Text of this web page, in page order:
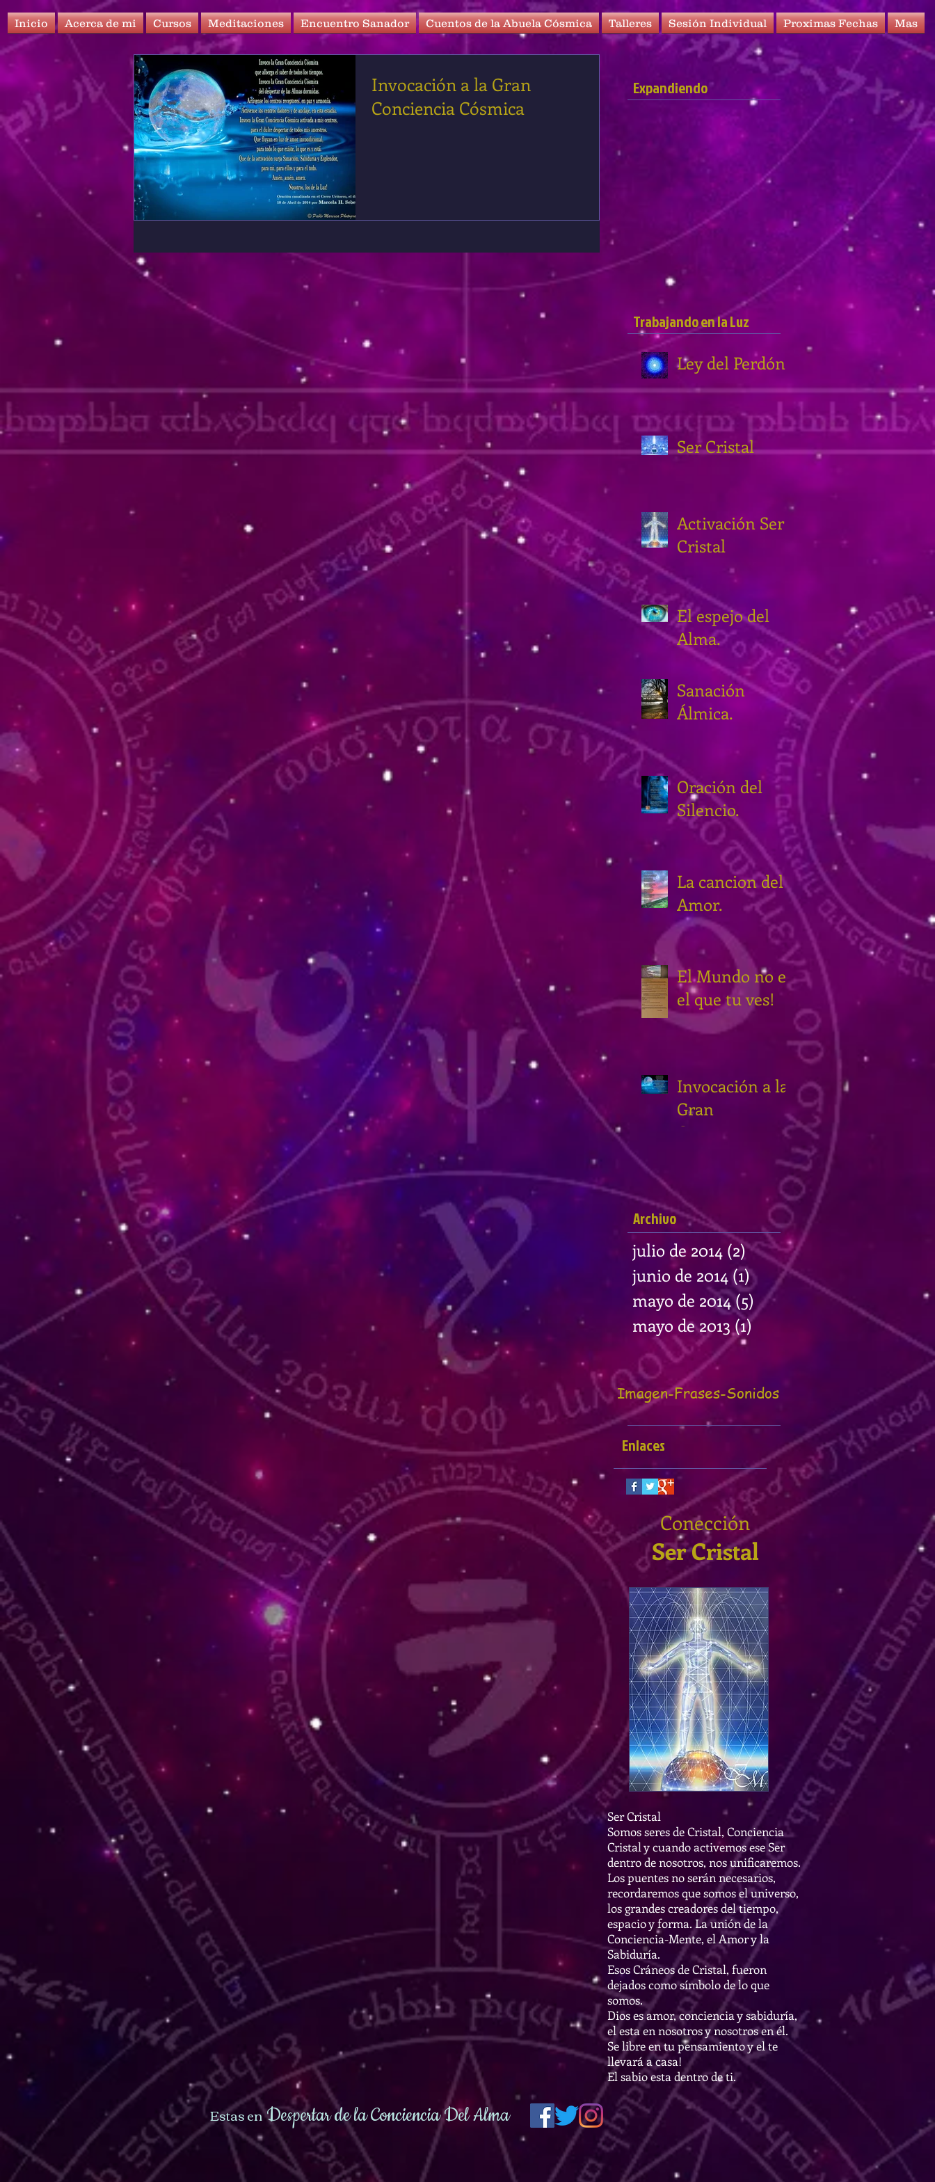
Inicio Acerca de mi Cursos Meditaciones Encuentro Sanador Cuentos de la Abuela Cósmica Talleres Sesión Individual Proximas Fechas Mas
Invocación a la Gran
Conciencia Cósmica
Expandiendo
Trabajando en la Luz
Ley del Perdón
Ser Cristal
Activación Ser
Cristal
El espejo del
Alma.
Sanación
Álmica.
Oración del
Silencio.
La cancion del
Amor.
El Mundo no es
el que tu ves!
Invocación a la
Gran
Conciencia
Archivo
julio de 2014 (2)2 entradas
junio de 2014(1)1 entrada
mayo de 2014(5) 5 entradas
mayo de 2013 (1)1 entrada
Imagen-Frases-Sonidos
Enlaces
Conección
Ser Cristal
Ser Cristal
Somos seres de Cristal, Conciencia
Cristal y cuando activemos ese Ser
dentro de nosotros, nos unificaremos.
Los puentes no serán necesarios,
recordaremos que somos el universo,
los grandes creadores del tiempo,
espacio y forma. La unión de la
Conciencia-Mente, el Amor y la
Sabiduría.
Esos Cráneos de Cristal, fueron
dejados como símbolo de lo que
somos.
Dios es amor, conciencia y sabiduría,
el esta en nosotros y nosotros en él.
Se libre en tu pensamiento y el te
llevará a casa!
El sabio esta dentro de ti.
Estas enDespertar de la Conciencia Del Alma